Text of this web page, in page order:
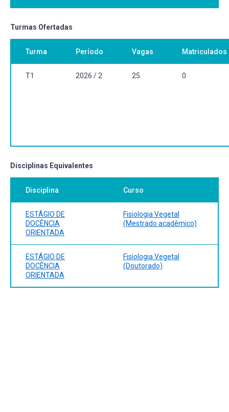
Bibliografia Básica:
Turmas Ofertadas
Turma Período Vagas Matriculados
T1 2026 / 2 25 0
Disciplinas Equivalentes
Disciplina Curso
ESTÁGIO DE
DOCÊNCIA
ORIENTADA
Fisiologia Vegetal
(Mestrado acadêmico)
ESTÁGIO DE
DOCÊNCIA
ORIENTADA
Fisiologia Vegetal
(Doutorado)